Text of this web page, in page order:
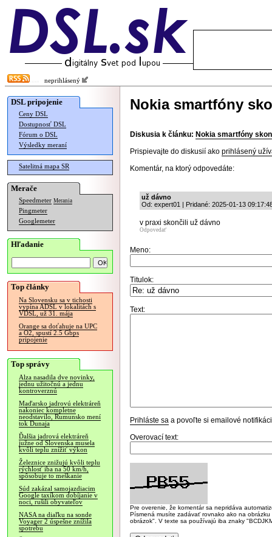
neprihlásený
DSL pripojenie
Ceny DSL
Dostupnosť DSL
Fórum o DSL
Výsledky meraní
Satelitná mapa SR
Merače
Speedmeter Merania
Pingmeter
Googlemeter
Hľadanie
Top články
Na Slovensku sa v tichosti
vypína ADSL v lokalitách s
VDSL, už 31. mája
Orange sa doťahuje na UPC
a O2, spustí 2.5 Gbps
pripojenie
Top správy
Alza nasadila dve novinky,
jednu užitočnú a jednu
kontroverznú
Maďarsko jadrovú elektráreň
nakoniec kompletne
neodstavilo, Rumunsko mení
tok Dunaja
Ďalšia jadrová elektráreň
južne od Slovenska musela
kvôli teplu znížiť výkon
Železnice znižujú kvôli teplu
rýchlosť iba na 50 km/h,
spôsobuje to meškanie
Súd zakázal samojazdiacim
Google taxíkom dobíjanie v
noci, rušili obyvateľov
NASA na diaľku na sonde
Voyager 2 úspešne znížila
spotrebu
Nokia smartfóny
Diskusia k článku: Nokia smartfóny
Prispievajte do diskusií ako prihlásený
Komentár, na ktorý odpovedáte:
už dávno
Od: expert01 | Pridané: 2025-01-13
v praxi skončili už dávno
Odpovedať
Meno:
Titulok:
Text:
Prihláste sa a povoľte si emailové
Overovací text:
Pre overenie, že komentár sa nepridáva
Písmená musíte zadávať rovnako ako na
obrázok". V texte sa používajú iba znaky